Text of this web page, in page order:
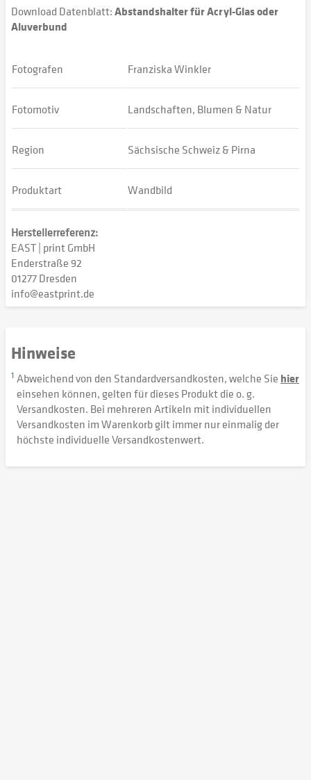
Download Datenblatt:Abstandshalter für Acryl-Glas oder
Aluverbund
Fotografen Franziska Winkler
Fotomotiv Landschaften, Blumen & Natur
Region Sächsische Schweiz & Pirna
Produktart Wandbild
Herstellerreferenz:
EAST | print GmbH
Enderstraße 92
01277 Dresden
info@eastprint.de
Hinweise
1 Abweichend von den Standardversandkosten, welche Sie hier
einsehen können, gelten für dieses Produkt die o. g.
Versandkosten. Bei mehreren Artikeln mit individuellen
Versandkosten im Warenkorb gilt immer nur einmalig der
höchste individuelle Versandkostenwert.